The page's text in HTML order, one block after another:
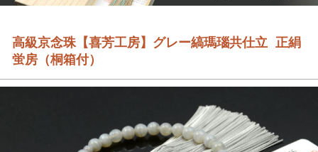
高級京念珠【喜芳工房】グレー縞瑪瑙共仕立 正絹
蛍房（桐箱付）